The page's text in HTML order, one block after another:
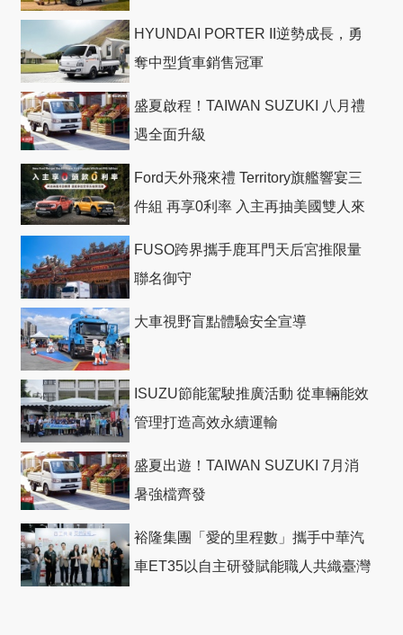
HYUNDAI PORTER II逆勢成長，勇
奪中型貨車銷售冠軍
盛夏啟程！TAIWAN SUZUKI 八月禮
遇全面升級
Ford天外飛來禮 Territory旗艦響宴三
件組 再享0利率 入主再抽美國雙人來
FUSO跨界攜手鹿耳門天后宮推限量
聯名御守
大車視野盲點體驗安全宣導
ISUZU節能駕駛推廣活動 從車輛能效
管理打造高效永續運輸
盛夏出遊！TAIWAN SUZUKI 7月消
暑強檔齊發
裕隆集團「愛的里程數」攜手中華汽
車ET35以自主研發賦能職人共織臺灣